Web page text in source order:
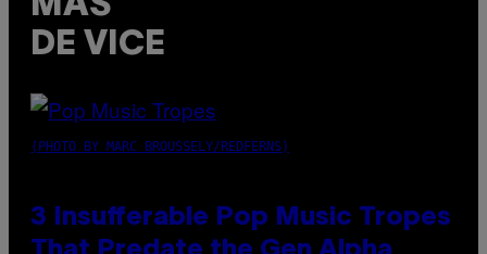
DE VICE
(PHOTO BY MARC BROUSSELY/REDFERNS)
3 Insufferable Pop Music Tropes